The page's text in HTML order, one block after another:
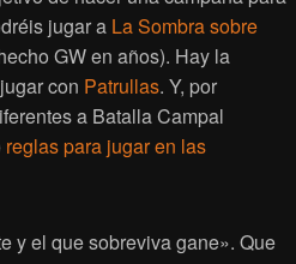
jugar a La Sombra sobre
GW en años). Hay la
con Patrullas. Y, por
a Batalla Campal
reglas para jugar en las
y el que sobreviva gane». Que